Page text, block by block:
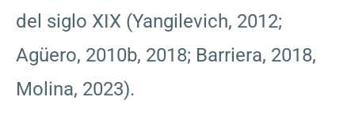
del siglo XIX (Yangilevich, 2012;
Agüero, 2010b, 2018; Barriera, 2018,
Molina, 2023).